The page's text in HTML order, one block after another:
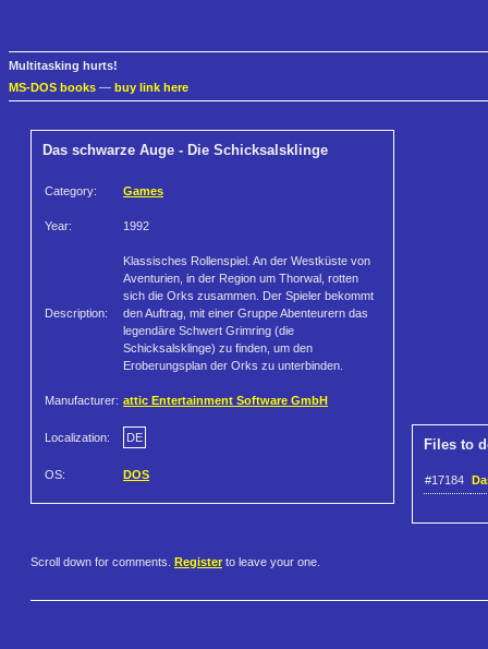
Multitasking hurts!
MS-DOS books — buy link here
Das schwarze Auge - Die Schicksalsklinge
Category: Games
Year: 1992
Description:
Klassisches Rollenspiel. An der Westküste von
Aventurien, in der Region um Thorwal, rotten
sich die Orks zusammen. Der Spieler bekommt
den Auftrag, mit einer Gruppe Abenteurern das
legendäre Schwert Grimring (die
Schicksalsklinge) zu finden, um den
Eroberungsplan der Orks zu unterbinden.
Manufacturer: attic Entertainment Software GmbH
Localization: DE
OS: DOS
Files to
#17184
Scroll down for comments. Register to leave your one.